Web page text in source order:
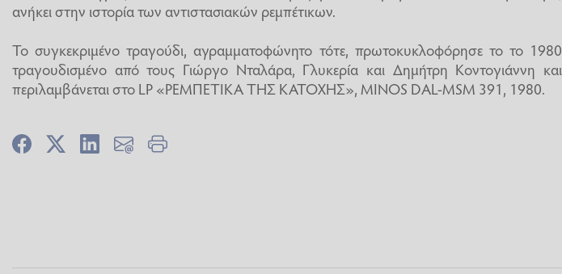
ανήκει στην ιστορία των αντιστασιακών ρεμπέτικων.
Το συγκεκριμένο τραγούδι, αγραμματοφώνητο τότε, πρωτοκυκλοφόρησε το το 1980
τραγουδισμένο από τους Γιώργο Νταλάρα, Γλυκερία και Δημήτρη Κοντογιάννη και
περιλαμβάνεται στο LP «ΡΕΜΠΕΤΙΚΑ ΤΗΣ ΚΑΤΟΧΗΣ», MINOS DAL-MSM 391, 1980.